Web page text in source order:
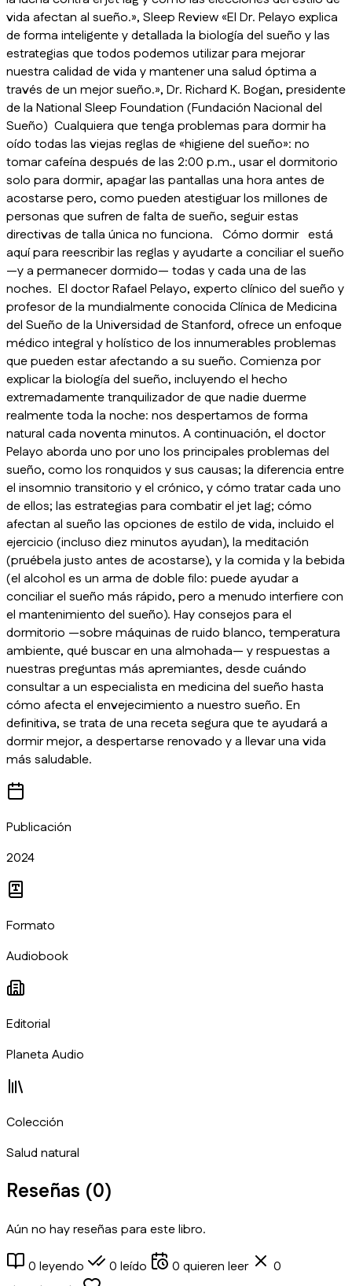
vida afectan al sueño.», Sleep Review «El Dr. Pelayo explica
de forma inteligente y detallada la biología del sueño y las
estrategias que todos podemos utilizar para mejorar
nuestra calidad de vida y mantener una salud óptima a
través de un mejor sueño.», Dr. Richard K. Bogan, presidente
de la National Sleep Foundation (Fundación Nacional del
Sueño) Cualquiera que tenga problemas para dormir ha
oído todas las viejas reglas de «higiene del sueño»: no
tomar cafeína después de las 2:00 p.m., usar el dormitorio
solo para dormir, apagar las pantallas una hora antes de
acostarse pero, como pueden atestiguar los millones de
personas que sufren de falta de sueño, seguir estas
directivas de talla única no funciona. Cómo dormir está
aquí para reescribir las reglas y ayudarte a conciliar el sueño
—y a permanecer dormido— todas y cada una de las
noches. El doctor Rafael Pelayo, experto clínico del sueño y
profesor de la mundialmente conocida Clínica de Medicina
del Sueño de la Universidad de Stanford, ofrece un enfoque
médico integral y holístico de los innumerables problemas
que pueden estar afectando a su sueño. Comienza por
explicar la biología del sueño, incluyendo el hecho
extremadamente tranquilizador de que nadie duerme
realmente toda la noche: nos despertamos de forma
natural cada noventa minutos. A continuación, el doctor
Pelayo aborda uno por uno los principales problemas del
sueño, como los ronquidos y sus causas; la diferencia entre
el insomnio transitorio y el crónico, y cómo tratar cada uno
de ellos; las estrategias para combatir el jet lag; cómo
afectan al sueño las opciones de estilo de vida, incluido el
ejercicio (incluso diez minutos ayudan), la meditación
(pruébela justo antes de acostarse), y la comida y la bebida
(el alcohol es un arma de doble filo: puede ayudar a
conciliar el sueño más rápido, pero a menudo interfiere con
el mantenimiento del sueño). Hay consejos para el
dormitorio —sobre máquinas de ruido blanco, temperatura
ambiente, qué buscar en una almohada— y respuestas a
nuestras preguntas más apremiantes, desde cuándo
consultar a un especialista en medicina del sueño hasta
cómo afecta el envejecimiento a nuestro sueño. En
definitiva, se trata de una receta segura que te ayudará a
dormir mejor, a despertarse renovado y a llevar una vida
más saludable.
Publicación
2024
Formato
Audiobook
Editorial
Planeta Audio
Colección
Salud natural
Reseñas (0)
Aún no hay reseñas para este libro.
0 leyendo 0 leído 0 quieren leer
0